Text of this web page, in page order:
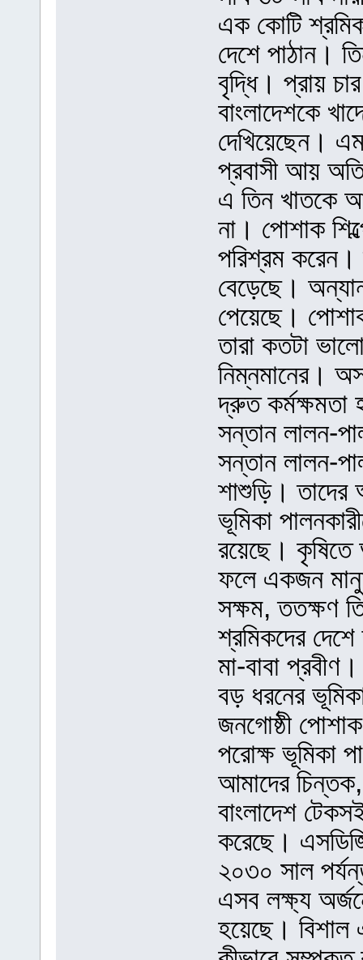
এক কোটি
দেশে পাঠান।
বৃদ্ধি। প্রায়
বাংলাদেশকে
দেখিয়েছেন।
প্রবাসী আয়
এ তিন খাতকে
না। পোশাক
পরিশ্রম করেন।
বেড়েছে।
পেয়েছে।
তারা কতটা
নিম্নমানের।
দ্রুত কর্মক্ষমতা
সন্তান লালন-
সন্তান লালন-
শাশুড়ি।
ভূমিকা
রয়েছে। কৃষিতে
ফলে একজন
সক্ষম, ততক্ষণ
শ্রমিকদের
মা-বাবা
বড় ধরনের
জনগোষ্ঠী
পরোক্ষ ভূমিকা
আমাদের চিন্তক,
বাংলাদেশ
করেছে।
২০৩০ সাল
এসব লক্ষ্য
হয়েছে। বিশাল